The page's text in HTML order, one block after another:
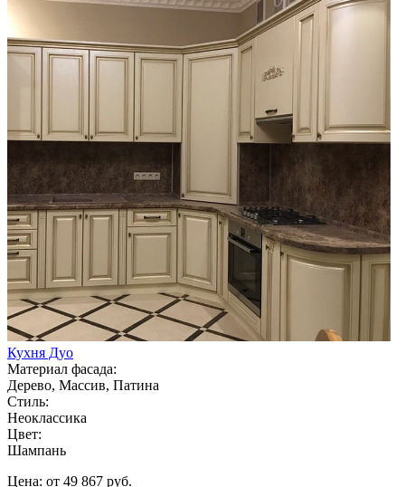
Кухня Дуо
Материал фасада:
Дерево, Массив, Патина
Стиль:
Неоклассика
Цвет:
Шампань
Цена: от 49 867 руб.